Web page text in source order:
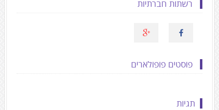
רשתות חברתיות
פוסטים פופולארים
תגיות